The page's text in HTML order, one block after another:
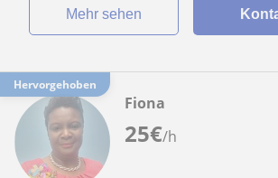
Mehr sehen
Hervorgehoben
25€/h
Fiona